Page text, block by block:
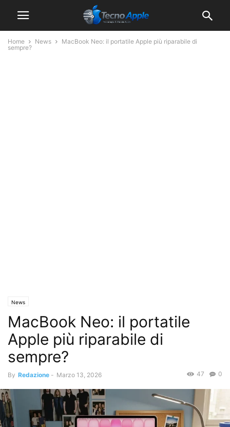
Home News
MacBook Neo: il portatile Apple più riparabile di
sempre?
News
MacBook Neo: il portatile
Apple più riparabile di
sempre?
By Redazione - Marzo 13, 2026 0
47